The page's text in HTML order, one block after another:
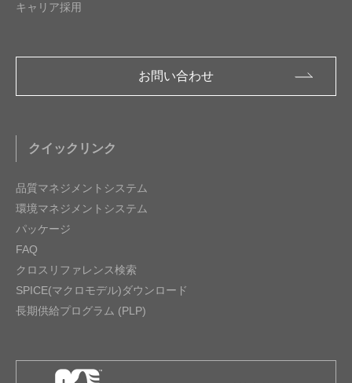
キャリア採用
お問い合わせ
クイックリンク
品質マネジメントシステム
環境マネジメントシステム
パッケージ
FAQ
クロスリファレンス検索
SPICE(マクロモデル)ダウンロード
長期供給プログラム (PLP)